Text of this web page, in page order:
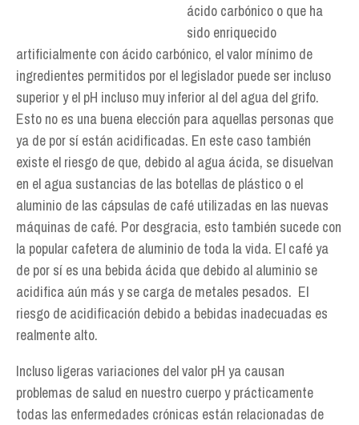
ácido carbónico o que ha
sido enriquecido
artificialmente con ácido carbónico, el valor mínimo de
ingredientes permitidos por el legislador puede ser incluso
superior y el pH incluso muy inferior al del agua del grifo.
Esto no es una buena elección para aquellas personas que
ya de por sí están acidificadas. En este caso también
existe el riesgo de que, debido al agua ácida, se disuelvan
en el agua sustancias de las botellas de plástico o el
aluminio de las cápsulas de café utilizadas en las nuevas
máquinas de café. Por desgracia, esto también sucede con
la popular cafetera de aluminio de toda la vida. El café ya
de por sí es una bebida ácida que debido al aluminio se
acidifica aún más y se carga de metales pesados. El
riesgo de acidificación debido a bebidas inadecuadas es
realmente alto.
Incluso ligeras variaciones del valor pH ya causan
problemas de salud en nuestro cuerpo y prácticamente
todas las enfermedades crónicas están relacionadas de